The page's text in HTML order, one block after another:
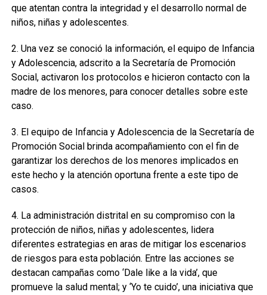
que atentan contra la integridad y el desarrollo normal de
niños, niñas y adolescentes.
2. Una vez se conoció la información, el equipo de Infancia
y Adolescencia, adscrito a la Secretaría de Promoción
Social, activaron los protocolos e hicieron contacto con la
madre de los menores, para conocer detalles sobre este
caso.
3. El equipo de Infancia y Adolescencia de la Secretaría de
Promoción Social brinda acompañamiento con el fin de
garantizar los derechos de los menores implicados en
este hecho y la atención oportuna frente a este tipo de
casos.
4. La administración distrital en su compromiso con la
protección de niños, niñas y adolescentes, lidera
diferentes estrategias en aras de mitigar los escenarios
de riesgos para esta población. Entre las acciones se
destacan campañas como ‘Dale like a la vida’, que
promueve la salud mental; y ‘Yo te cuido’, una iniciativa que